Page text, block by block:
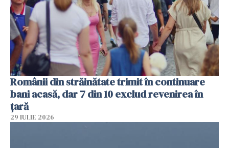
Românii din străinătate trimit în continuare
bani acasă, dar 7 din 10 exclud revenirea în
țară
29 IULIE 2026